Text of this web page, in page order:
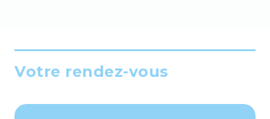
Votre rendez-vous